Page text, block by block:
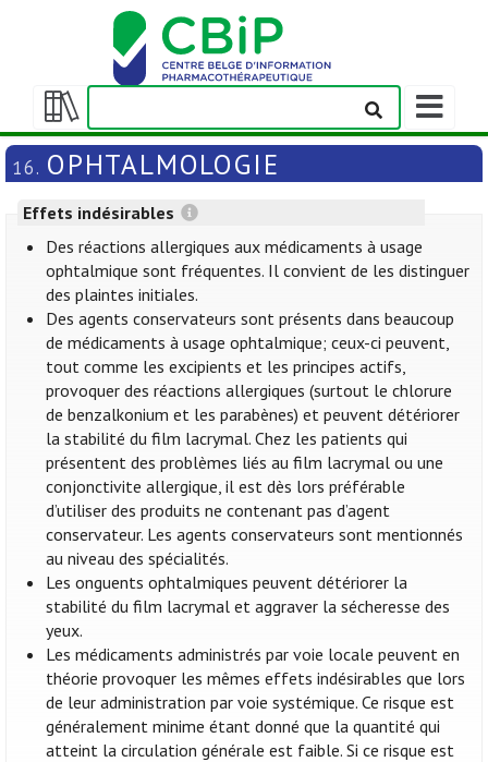
Afficher/masquer
la
table
matières
Afficher/
la
barre
navigation
16. OPHTALMOLOGIE
Effets indésirables
Des réactions allergiques aux médicaments à usage
ophtalmique sont fréquentes. Il convient de les distinguer
des plaintes initiales.
Des agents conservateurs sont présents dans beaucoup
de médicaments à usage ophtalmique; ceux-ci peuvent,
tout comme les excipients et les principes actifs,
provoquer des réactions allergiques (surtout le chlorure
de benzalkonium et les parabènes) et peuvent détériorer
la stabilité du film lacrymal. Chez les patients qui
présentent des problèmes liés au film lacrymal ou une
conjonctivite allergique, il est dès lors préférable
d’utiliser des produits ne contenant pas d’agent
conservateur. Les agents conservateurs sont mentionnés
au niveau des spécialités.
Les onguents ophtalmiques peuvent détériorer la
stabilité du film lacrymal et aggraver la sécheresse des
yeux.
Les médicaments administrés par voie locale peuvent en
théorie provoquer les mêmes effets indésirables que lors
de leur administration par voie systémique. Ce risque est
généralement minime étant donné que la quantité qui
atteint la circulation générale est faible. Si ce risque est